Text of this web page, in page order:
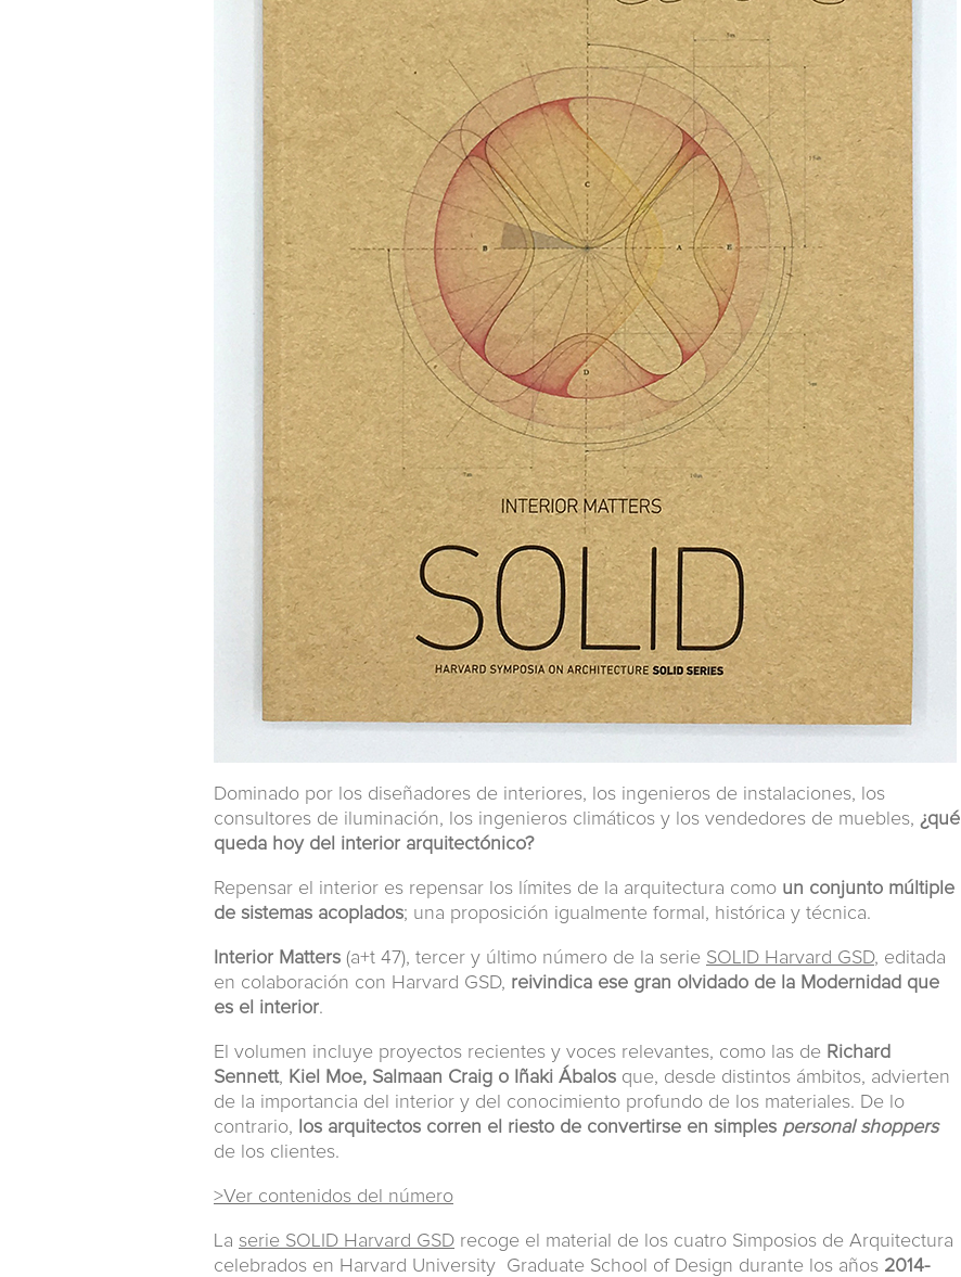
Dominado por los diseñadores de interiores, los ingenieros de instalaciones, los
consultores de iluminación, los ingenieros climáticos y los vendedores de muebles, ¿qué
queda hoy del interior arquitectónico?
Repensar el interior es repensar los límites de la arquitectura como un conjunto múltiple
de sistemas acoplados; una proposición igualmente formal, histórica y técnica.
Interior Matters (a+t 47), tercer y último número de la serie SOLID Harvard GSD, editada
en colaboración con Harvard GSD, reivindica ese gran olvidado de la Modernidad que
es el interior.
El volumen incluye proyectos recientes y voces relevantes, como las de Richard
Sennett, Kiel Moe, Salmaan Craig o Iñaki Ábalos que, desde distintos ámbitos, advierten
de la importancia del interior y del conocimiento profundo de los materiales. De lo
contrario,
los arquitectos corren el riesto de convertirse en simples personal shoppers
de los clientes.
>Ver contenidos del número
La serie SOLID Harvard GSD recoge el material de los cuatro Simposios de Arquitectura
celebrados en Harvard University Graduate School of Design durante los años 2014-